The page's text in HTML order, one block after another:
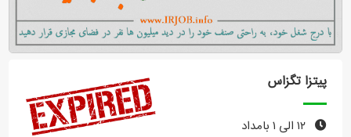
معرفی ما
تعرفه ها
راهنما
ورود یا عضویت
پیتزا تگزاس
۱۲ الی ۱ بامداد